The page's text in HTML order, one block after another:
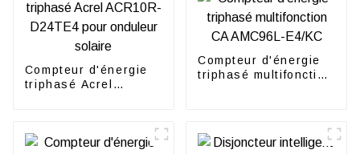
Compteur d'énergie
triphasé Acrel
Compteur d'énergie
triphasé multifonction